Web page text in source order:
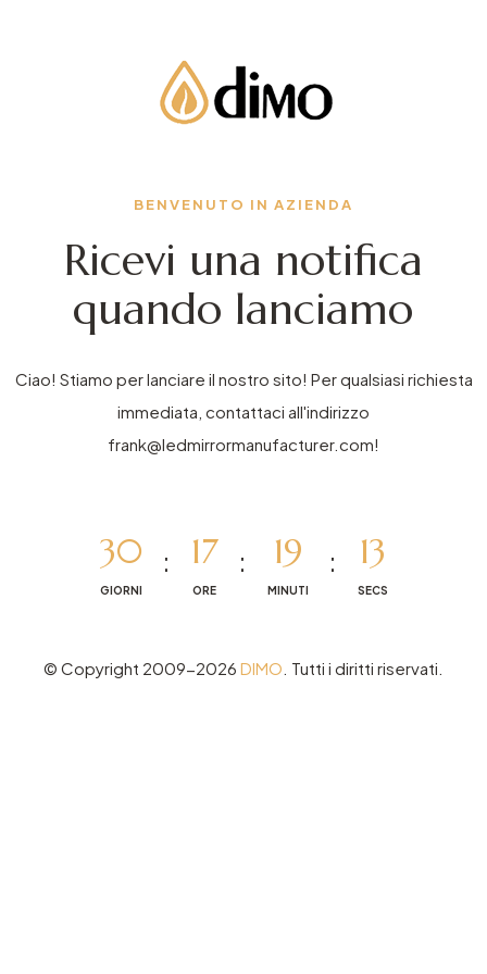
Ricevi una notifica
quando lanciamo
BENVENUTO IN AZIENDA
Ciao! Stiamo per lanciare il nostro sito! Per qualsiasi richiesta
immediata, contattaci all'indirizzo
frank@ledmirrormanufacturer.com!
30
GIORNI
17
ORE
19
MINUTI
13
SECS
© Copyright 2009-2026 DIMO . Tutti i diritti riservati.